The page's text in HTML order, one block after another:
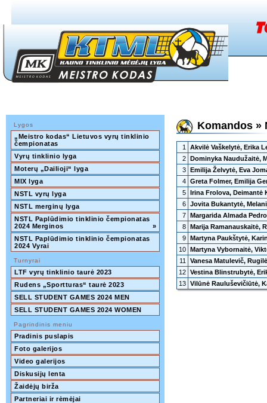
Lygos
„Meistro kodas“ Lietuvos vyrų tinklinio
čempionatas
Vyrų tinklinio lyga
Moterų „Dailioji“ lyga
MIX lyga
NSTL vyrų lyga
NSTL merginų lyga
NSTL Paplūdimio tinklinio čempionatas
2024 Merginos
»
NSTL Paplūdimio tinklinio čempionatas
2024 Vyrai
Turnyrai
LTF vyrų tinklinio taurė 2023
Rudens „Sportturas“ taurė 2023
SELL STUDENT GAMES 2024 MEN
SELL STUDENT GAMES 2024 WOMEN
Pagrindinis meniu
Pradinis puslapis
Foto galerijos
Video galerijos
Diskusijų lenta
Žaidėjų birža
Partneriai ir rėmėjai
Komandos »
1
Akvilė Vaškelytė, Erika
2 Dominyka Naudužaitė,
3 Emilija Želvytė, Eva
4 Greta Folmer, Emilija
5 Irina Frolova, Deimantė
6 Jovita Bukantytė,
7 Margarida Almada
8 Marija Ramanauskaitė,
9 Martyna Paukštytė,
10 Martyna Vybornaitė,
11
Vanesa Matulevič,
12 Vestina Blinstrubytė,
13 Vilūnė Rauluševičiūtė,